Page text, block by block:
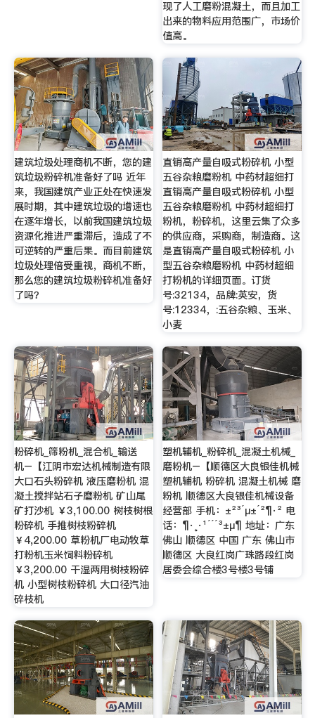
现了人工磨粉混凝土，而且加工
出来的物料应用范围广，市场价
值高。
建筑垃圾处理商机不断，您的建
筑垃圾粉碎机准备好了吗 近年
来，我国建筑产业正处在快速发
展时期，其中建筑垃圾的增速也
在逐年增长，以前我国建筑垃圾
资源化推进严重滞后，造成了不
可逆转的严重后果。而目前建筑
垃圾处理倍受重视，商机不断，
那么您的建筑垃圾粉碎机准备好
了吗？
直销高产量自吸式粉碎机 小型
五谷杂粮磨粉机 中药材超细打
直销高产量自吸式粉碎机 小型
五谷杂粮磨粉机 中药材超细打
粉机，粉碎机，这里云集了众多
的供应商，采购商，制造商。这
是直销高产量自吸式粉碎机 小
型五谷杂粮磨粉机 中药材超细
打粉机的详细页面。订货
号:32134，品牌:英安，货
号:12334，:五谷杂粮、玉米、
小麦
粉碎机_筛粉机_混合机_输送
机–【江阴市宏达机械制造有限
大口石头粉碎机 液压磨粉机 混
凝土搅拌站石子磨粉机 矿山尾
矿打沙机 ￥3,100.00 树枝树根
粉碎机 手推树枝粉碎机
￥4,200.00 草粉机厂电动牧草
打粉机玉米饲料粉碎机
￥3,200.00 干湿两用树枝粉碎
机 小型树枝粉碎机 大口径汽油
碎枝机
塑机辅机_粉碎机_混凝土机械_
磨粉机–【顺德区大良银佳机械
塑机辅机 粉碎机 混凝土机械 磨
粉机 顺德区大良银佳机械设备
经营部 手机：±²³´µ±´²¶·² 电
话：¶·¸·¹´´´³±µ¶ 地址：广东
佛山 顺德区 中国 广东 佛山市
顺德区 大良红岗广珠路段红岗
居委会综合楼3号楼3号铺